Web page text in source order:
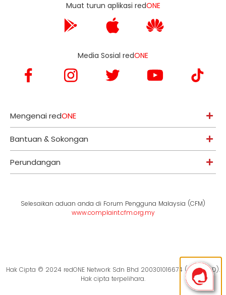
Muat turun aplikasi redONE
Media Sosial redONE
Mengenai redONE
Bantuan & Sokongan
Perundangan
Selesaikan aduan anda di Forum Pengguna Malaysia (CFM)
www.complaint.cfm.org.my
Hak Cipta © 2024 redONE Network Sdn Bhd 200301016674 (619094-D).
Hak cipta terpelihara.